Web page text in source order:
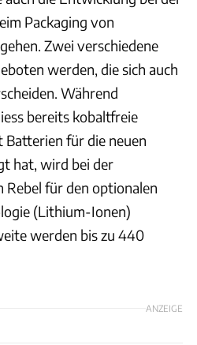
Packaging von
Zwei verschiedene
werden, die sich auch
Während
bereits kobaltfreie
für die neuen
hat, wird bei der
Rebel für den optionalen
(Lithium-Ionen)
werden bis zu 440
ANZEIGE